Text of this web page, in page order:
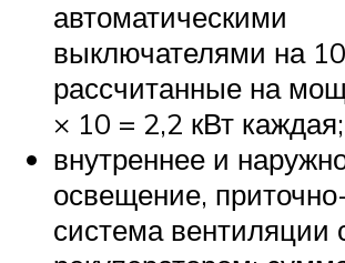
автоматическими
выключателями на
рассчитанные на
× 10 = 2,2 кВт каждая;
внутреннее и
освещение,
система вентиляции